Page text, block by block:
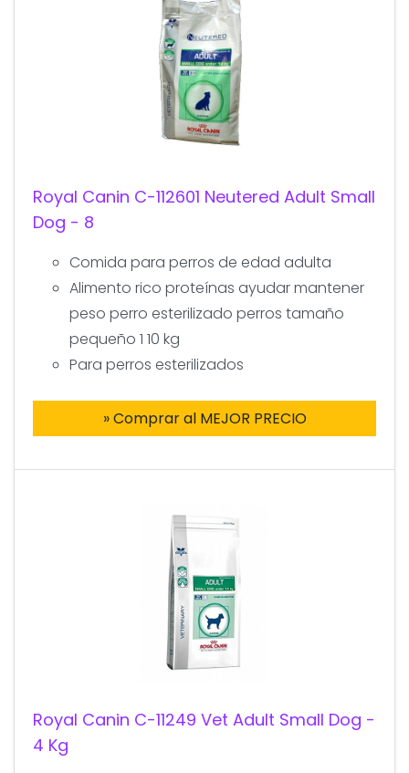
Royal Canin C-112601 Neutered Adult Small
Dog - 8
Comida para perros de edad adulta
Alimento rico proteínas ayudar mantener
peso perro esterilizado perros tamaño
pequeño 1 10 kg
Para perros esterilizados
» Comprar al MEJOR PRECIO
Royal Canin C-11249 Vet Adult Small Dog -
4 Kg